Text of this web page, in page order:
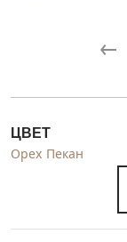
ЦВЕТ
Орех Пекан